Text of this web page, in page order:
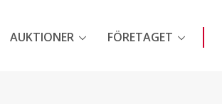
AUKTIONER FÖRETAGET